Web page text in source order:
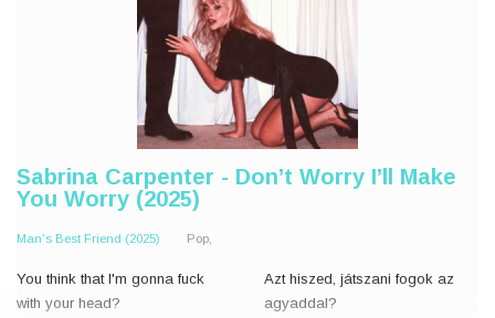
Sabrina Carpenter - Don’t Worry I’ll Make
You Worry (2025)
Man's Best Friend (2025) Pop,
You think that I'm gonna fuck
with your head?
Azt hiszed, játszani fogok az
agyaddal?